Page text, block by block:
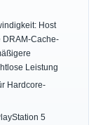
Host
DRAM-Cache-
Leistung
Hardcore-
5